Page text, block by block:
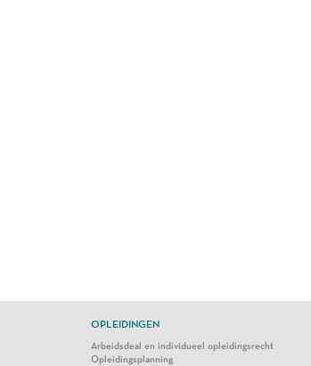
OPLEIDINGEN
Arbeidsdeal en individueel opleidingsrecht
Opleidingsplanning